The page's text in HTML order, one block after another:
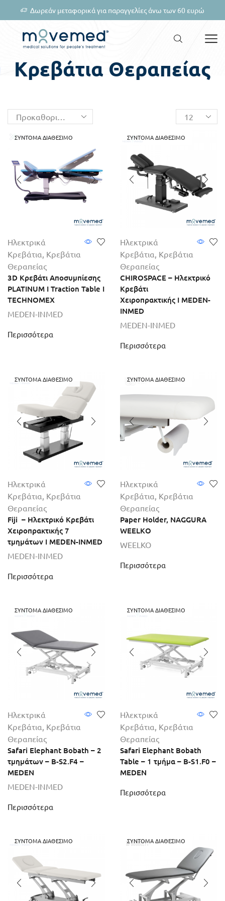
Δωρεάν μεταφορικά για παραγγελίες άνω των 60 ευρώ
Κρεβάτια Θεραπείας
Ηλεκτρικά
Κρεβάτια, Κρεβάτια
Θεραπείας
3D Κρεβάτι Αποσυμπίεσης
PLATINUM I Traction Table I
TECHNOMEX
MEDEN-INMED
Περισσότερα
ΣΎΝΤΟΜΑ ΔΙΑΘΈΣΙΜΟ
Ηλεκτρικά
Κρεβάτια, Κρεβάτια
Θεραπείας
CHIROSPACE – Ηλεκτρικό
Κρεβάτι
Χειροπρακτικής I MEDEN-
INMED
MEDEN-INMED
Περισσότερα
ΣΎΝΤΟΜΑ ΔΙΑΘΈΣΙΜΟ
Ηλεκτρικά
Κρεβάτια, Κρεβάτια
Θεραπείας
Fiji – Ηλεκτρικό Κρεβάτι
Χειροπρακτικής 7
τμημάτων I MEDEN-INMED
MEDEN-INMED
Περισσότερα
ΣΎΝΤΟΜΑ ΔΙΑΘΈΣΙΜΟ
Ηλεκτρικά
Κρεβάτια, Κρεβάτια
Θεραπείας
Paper Holder, NAGGURA
WEELKO
WEELKO
Περισσότερα
ΣΎΝΤΟΜΑ ΔΙΑΘΈΣΙΜΟ
Ηλεκτρικά
Κρεβάτια, Κρεβάτια
Θεραπείας
Safari Elephant Bobath – 2
τμημάτων – B-S2.F4 –
MEDEN
MEDEN-INMED
Περισσότερα
ΣΎΝΤΟΜΑ ΔΙΑΘΈΣΙΜΟ
Ηλεκτρικά
Κρεβάτια, Κρεβάτια
Θεραπείας
Safari Elephant Bobath
Table – 1 τμήμα – B-S1.F0 –
MEDEN
Περισσότερα
ΣΎΝΤΟΜΑ ΔΙΑΘΈΣΙΜΟ
ΣΎΝΤΟΜΑ ΔΙΑΘΈΣΙΜΟ ΣΎΝΤΟΜΑ ΔΙΑΘΈΣΙΜΟ